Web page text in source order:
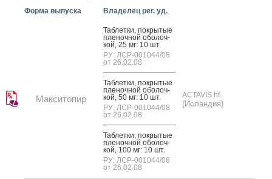
Форма выпуска Владелец рег. уд.
Макситопир
Таб­летки, пок­ры­тые
пле­ноч­ной обо­лоч­
кой, 25 мг: 10 шт.
РУ: ЛСР-001044/08
от 26.02.08
Таб­летки, пок­ры­тые
пле­ноч­ной обо­лоч­
кой, 50 мг: 10 шт.
РУ: ЛСР-001044/08
от 26.02.08
Таб­летки, пок­ры­тые
пле­ноч­ной обо­лоч­
кой, 100 мг: 10 шт.
РУ: ЛСР-001044/08
от 26.02.08
ACTAVIS hf.
(Исландия)